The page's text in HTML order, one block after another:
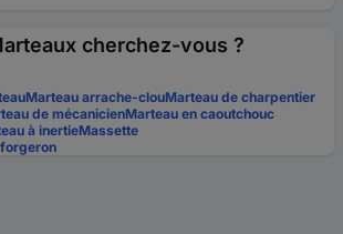
cherchez-vous ?
Marteau arrache-clouMarteau de charpentier
de mécanicienMarteau en caoutchouc
à inertieMassette